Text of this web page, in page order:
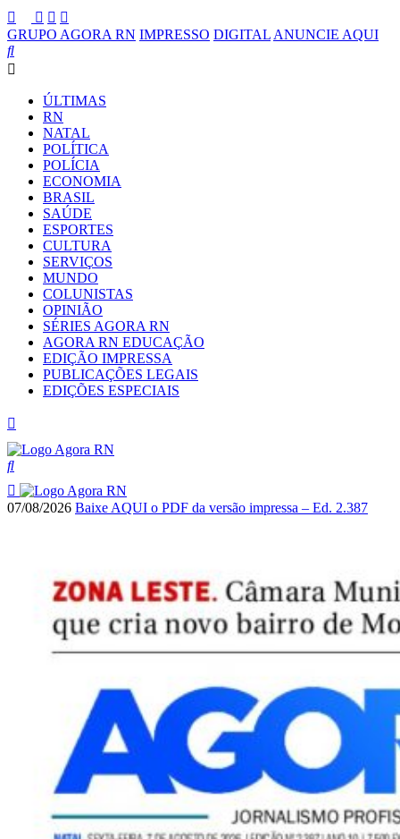
GRUPO AGORA RN IMPRESSO DIGITAL ANUNCIE AQUI
ÚLTIMAS
RN
NATAL
POLÍTICA
POLÍCIA
ECONOMIA
BRASIL
SAÚDE
ESPORTES
CULTURA
SERVIÇOS
MUNDO
COLUNISTAS
OPINIÃO
SÉRIES AGORA RN
AGORA RN EDUCAÇÃO
EDIÇÃO IMPRESSA
PUBLICAÇÕES LEGAIS
EDIÇÕES ESPECIAIS
07/08/2026 Baixe AQUI o PDF da versão impressa – Ed. 2.387